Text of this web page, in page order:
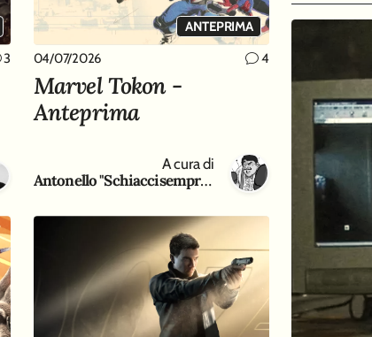
3
ANTEPRIMA
04/07/2026 4
Marvel Tokon -
Anteprima
A cura di
Antonello "Schiaccisempre " Gaeta